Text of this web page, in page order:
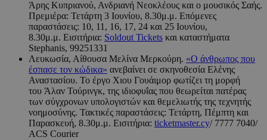
Άρης Κυπριανού, Ανδριανή Νεοκλέους και ο μουσικός Σαής.
Πρεμιέρα: Τετάρτη 3 Ιουνίου, 8.30μ.μ. Επόμενες
παραστάσεις: 10, 11, 16, 17, 24 και 25 Ιουνίου,
8.30μ.μ. Εισιτήρια: Soldout Tickets και καταστήματα
Stephanis, 99251331
Λευκωσία, Αίθουσα Μελίνα Μερκούρη. «Ο άνθρωπος που
έσπασε τον κώδικα» ανεβαίνει σε σκηνοθεσία Ελένης
Αναστασίου. Το έργο Χιου Γουάιμορ φωτίζει τη μορφή
του Άλαν Τούρινγκ, της ιδιοφυΐας που θεωρείται πατέρας
των σύγχρονων υπολογιστών και θεμελιωτής της τεχνητής
νοημοσύνης. Τακτικές παραστάσεις: Τετάρτη, Πέμπτη και
Παρασκευή, 8.30μ.μ. Εισιτήρια: ticketmaster.cy/ 7777 7040/
ACS Courier